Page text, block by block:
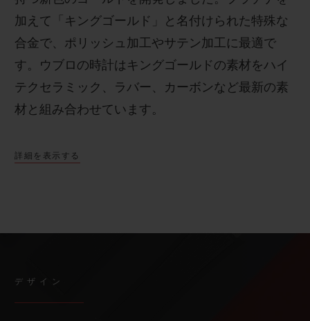
加えて「キングゴールド」と名付けられた特殊な
合金で、ポリッシュ加工やサテン加工に最適で
す。 ウブロの時計はキングゴールドの素材をハイ
テクセラミック、ラバー、カーボンなど最新の素
材と組み合わせています。
詳細を表示する
デザイン